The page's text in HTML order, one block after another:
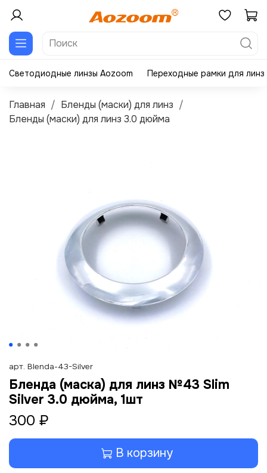
Светодиодные линзы Aozoom Переходные рамки для линз
Главная
Бленды (маски) для линз
Бленды (маски) для линз 3.0 дюйма
арт. Blenda-43-Silver
Бленда (маска) для линз №43 Slim
Silver 3.0 дюйма, 1шт
300 ₽
В корзину